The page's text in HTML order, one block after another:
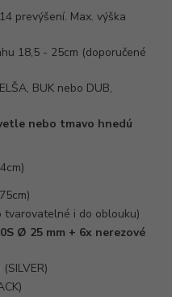
prevýšení. Max. výška
18,5 - 25cm (doporučené
BUK nebo DUB,
nebo tmavo hnedú
tvarovatelné i do oblouku)
Ø 25 mm + 6x nerezové